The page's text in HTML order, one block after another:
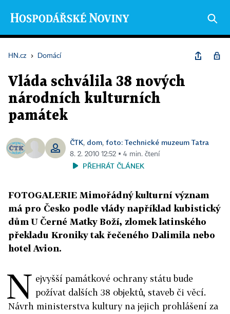
HN.cz › Domácí
Vláda schválila 38 nových
národních kulturních
památek
ČTK, dom, foto: Technické muzeum Tatra
8. 2. 2010 12:52 ▪ 4 min. čtení
PŘEHRÁT ČLÁNEK
FOTOGALERIE Mimořádný kulturní význam
má pro Česko podle vlády například kubistický
dům U Černé Matky Boží, zlomek latinského
překladu Kroniky tak řečeného Dalimila nebo
hotel Avion.
N ejvyšší památkové ochrany státu bude
požívat dalších 38 objektů, staveb či věcí.
Návrh ministerstva kultury na jejich prohlášení za